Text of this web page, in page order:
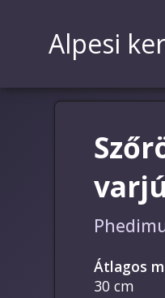
Alpesi
Átlagos
30 cm